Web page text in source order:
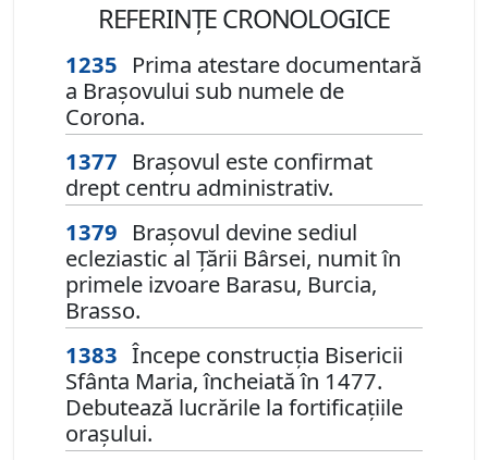
REFERINȚE CRONOLOGICE
1235 Prima atestare documentară
a Brașovului sub numele de
Corona.
1377 Brașovul este confirmat
drept centru administrativ.
1379 Braşovul devine sediul
ecleziastic al Ţării Bârsei, numit în
primele izvoare Barasu, Burcia,
Brasso.
1383 Începe construcția Bisericii
Sfânta Maria, încheiată în 1477.
Debutează lucrările la fortificațiile
orașului.